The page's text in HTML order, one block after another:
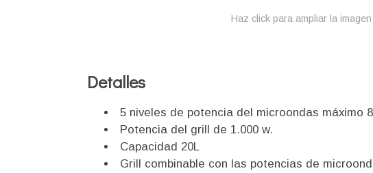
Haz click para ampliar la imagen
Detalles
5 niveles de potencia del microondas máximo
Potencia del grill de 1.000 w.
Capacidad 20L
Grill combinable con las potencias de